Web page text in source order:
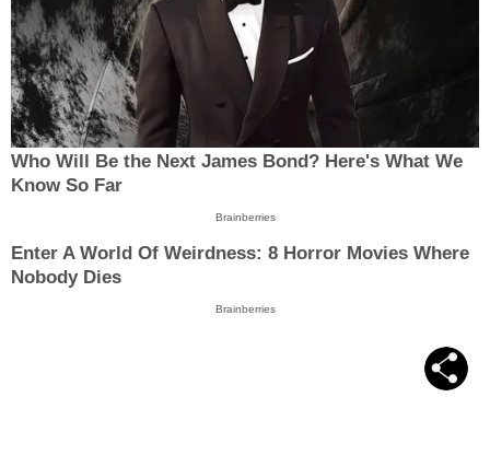
Who Will Be the Next James Bond? Here's What We
Know So Far
Brainberries
Enter A World Of Weirdness: 8 Horror Movies Where
Nobody Dies
Brainberries